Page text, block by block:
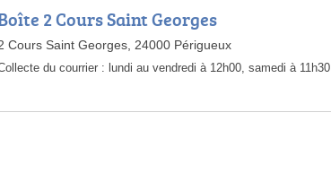
2 Cours Saint Georges
Cours Saint Georges, 24000 Périgueux
du courrier : lundi au vendredi à 12h00, samedi à 11h30